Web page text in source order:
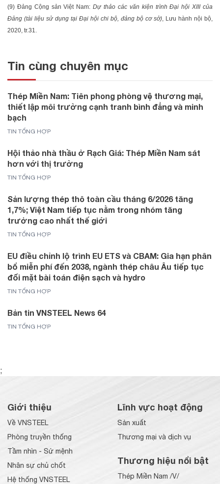
(9) Đảng Cộng sản Việt Nam:Dự thảo các văn kiện trình Đại hội XIII của
Đảng (tài liệu sử dụng tại Đại hội chi bộ, đảng bộ cơ sở), Lưu hành nội bộ,
2020, tr.31.
Tin cùng chuyên mục
Thép Miền Nam: Tiên phong phòng vệ thương mại,
thiết lập môi trường cạnh tranh bình đẳng và minh
bạch
TIN TỔNG HỢP
Hội thảo nhà thầu ở Rạch Giá: Thép Miền Nam sát
hơn với thị trường
TIN TỔNG HỢP
Sản lượng thép thô toàn cầu tháng 6/2026 tăng
1,7%; Việt Nam tiếp tục nằm trong nhóm tăng
trưởng cao nhất thế giới
TIN TỔNG HỢP
EU điều chỉnh lộ trình EU ETS và CBAM: Gia hạn phân
bổ miễn phí đến 2038, ngành thép châu Âu tiếp tục
đối mặt bài toán điện sạch và hydro
TIN TỔNG HỢP
Bản tin VNSTEEL News 64
TIN TỔNG HỢP
;
Giới thiệu
Về VNSTEEL
Phòng truyền thống
Tầm nhìn - Sứ mệnh
Nhân sự chủ chốt
Hệ thống VNSTEEL
Lĩnh vực hoạt động
Sản xuất
Thương mại và dịch vụ
Thương hiệu nổi bật
Thép Miền Nam /V/